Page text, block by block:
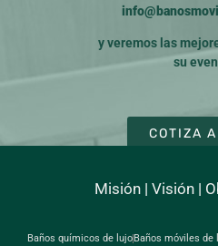
y veremos las
su
COTIZA
Misión| Visión|
Baños químicos de lujo Baños móviles de